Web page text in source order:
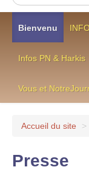
Bienvenu
Infos PN & Harkis
Vous et
Accueil du site >
Presse